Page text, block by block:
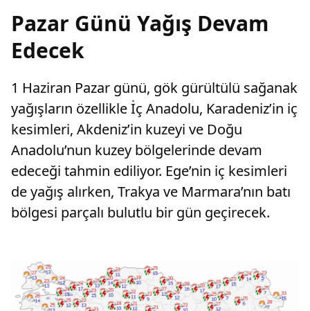
Pazar Günü Yağış Devam
Edecek
1 Haziran Pazar günü, gök gürültülü sağanak
yağışların özellikle İç Anadolu, Karadeniz’in iç
kesimleri, Akdeniz’in kuzeyi ve Doğu
Anadolu’nun kuzey bölgelerinde devam
edeceği tahmin ediliyor. Ege’nin iç kesimleri
de yağış alırken, Trakya ve Marmara’nın batı
bölgesi parçalı bulutlu bir gün geçirecek.